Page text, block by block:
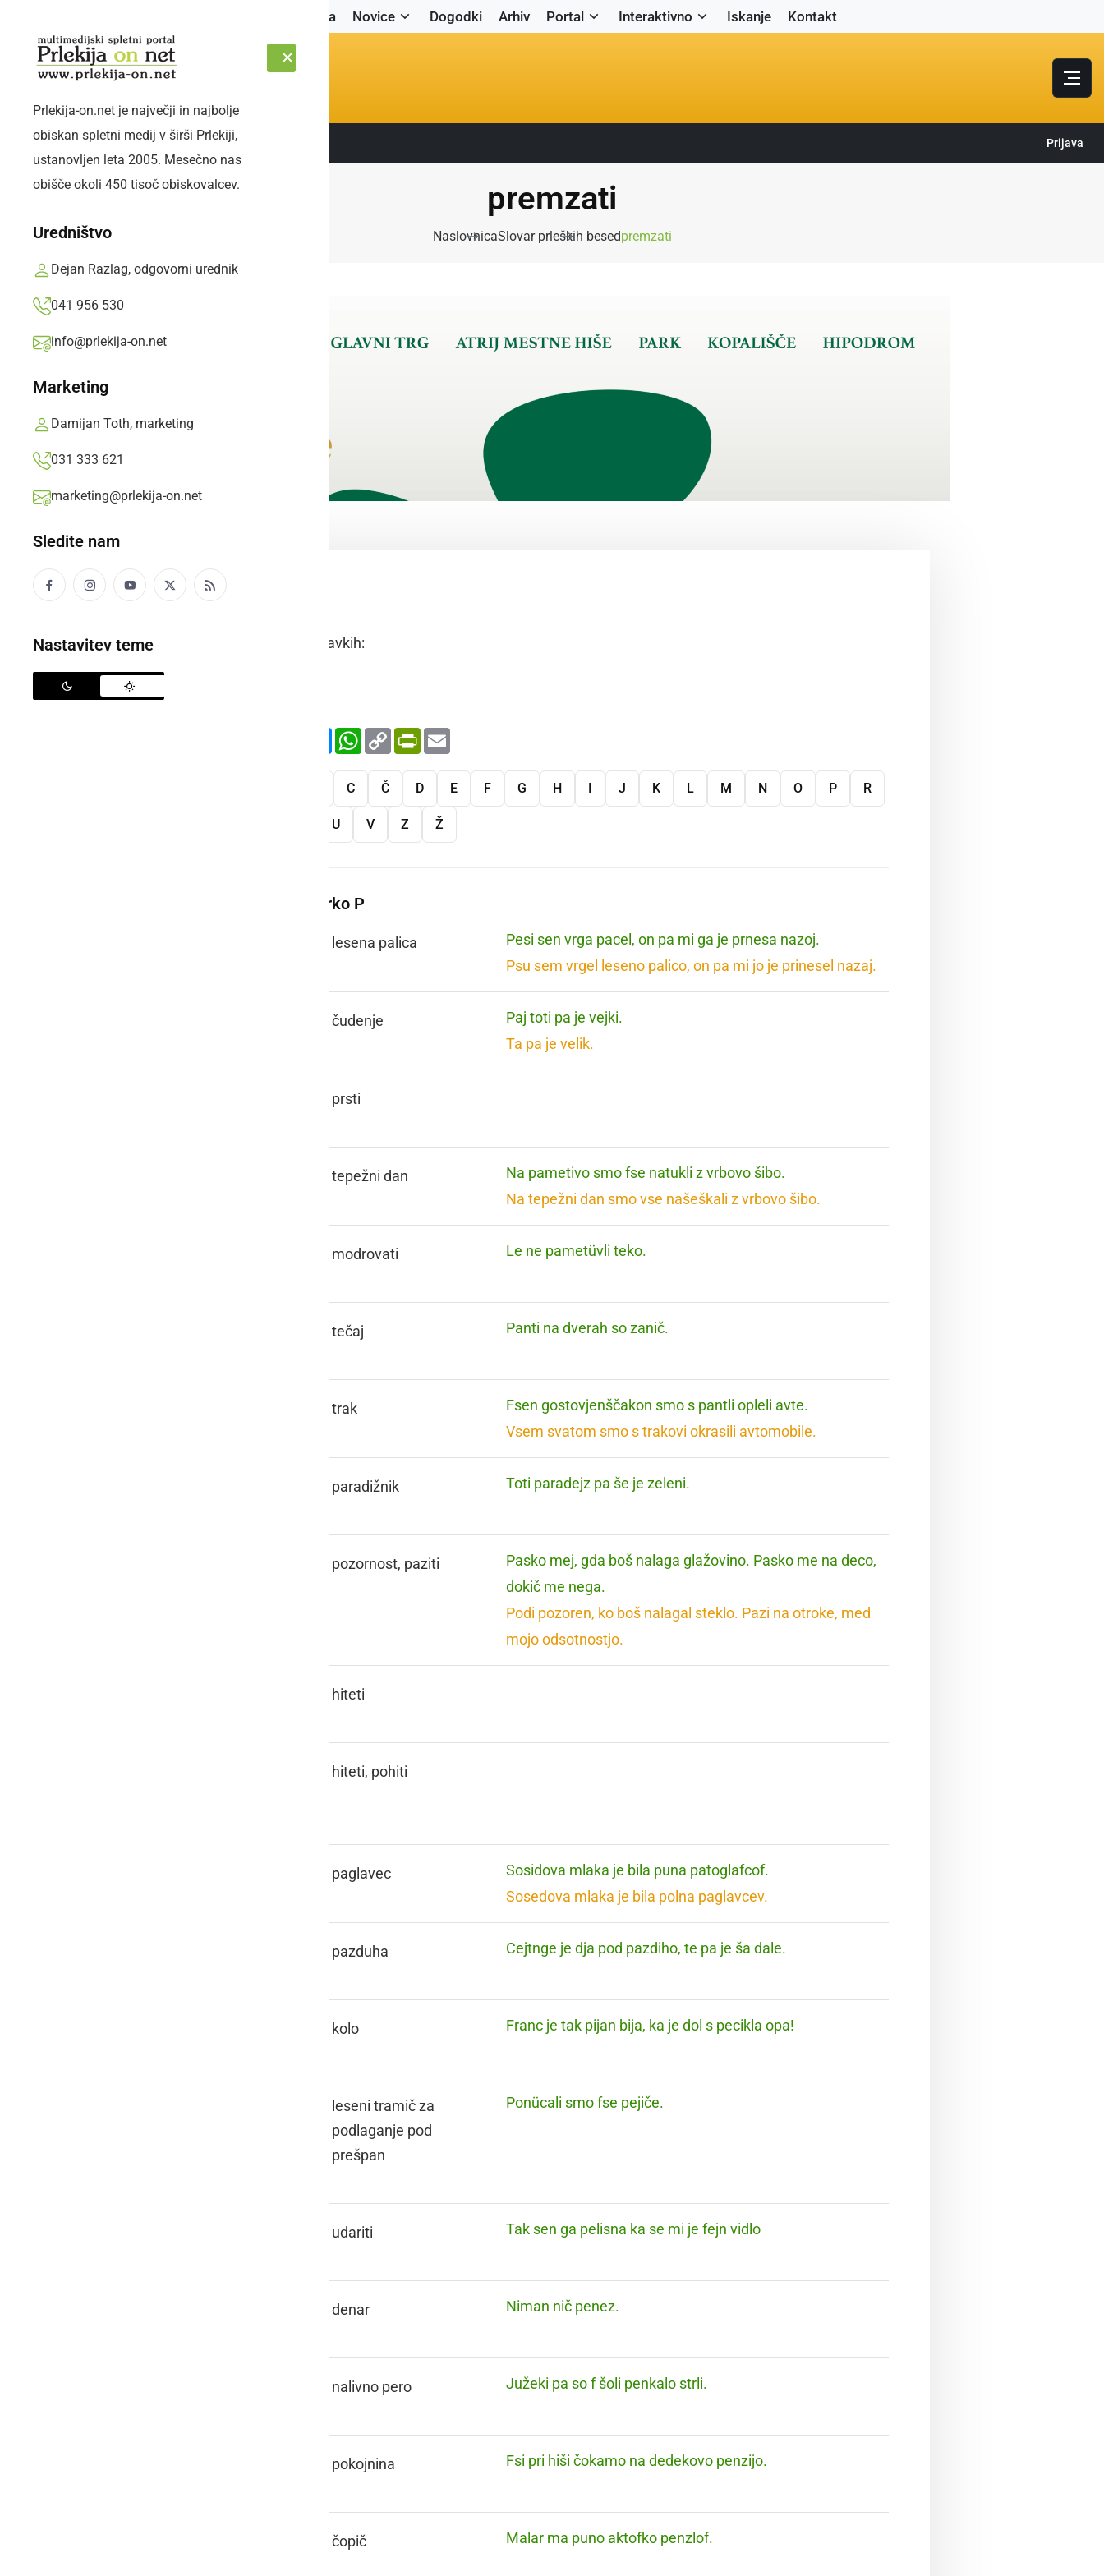
Naslovnica Novice Dogodki Arhiv Portal Interaktivno Iskanje Kontakt
PONEDELJEK, 10. AVGUST 2026 Sledite nam: Prijava
Prlekija-on.net je največji in najbolje
obiskan spletni medij v širši Prlekiji,
ustanovljen leta 2005. Mesečno nas
obišče okoli 450 tisoč obiskovalcev.
Uredništvo
Dejan Razlag, odgovorni urednik
041 956 530
info@prlekija-on.net
Marketing
Damijan Toth, marketing
031 333 621
marketing@prlekija-on.net
Sledite nam
Nastavitev teme
premzati
NaslovnicaSlovar prleških besedpremzati
zavirati
Raba besede v stavkih:
FacebookMessenger
WhatsApp
Copy
Link
PrintFriendly
C Č D E F G H I J K L M N O P R
U V Z Ž
Več besed na črko P
lesena palica
Pesi sen vrga pacel, on pa mi ga je prnesa nazoj.
Psu sem vrgel leseno palico, on pa mi jo je prinesel nazaj.
čudenje
Paj toti pa je vejki.
Ta pa je velik.
prsti
tepežni dan
Na pametivo smo fse natukli z vrbovo šibo.
Na tepežni dan smo vse našeškali z vrbovo šibo.
modrovati Le ne pametüvli teko.
tečaj Panti na dverah so zanič.
trak
Fsen gostovjenščakon smo s pantli opleli avte.
Vsem svatom smo s trakovi okrasili avtomobile.
paradižnik Toti paradejz pa še je zeleni.
pozornost, paziti
Pasko mej, gda boš nalaga glažovino. Pasko me na deco,
dokič me nega.
Podi pozoren, ko boš nalagal steklo. Pazi na otroke, med
mojo odsotnostjo.
hiteti
hiteti, pohiti
paglavec
Sosidova mlaka je bila puna patoglafcof.
Sosedova mlaka je bila polna paglavcev.
pazduha Cejtnge je dja pod pazdiho, te pa je ša dale.
kolo Franc je tak pijan bija, ka je dol s pecikla opa!
leseni tramič za
podlaganje pod
prešpan
Ponücali smo fse pejiče.
udariti Tak sen ga pelisna ka se mi je fejn vidlo
denar Niman nič penez.
nalivno pero Južeki pa so f šoli penkalo strli.
pokojnina Fsi pri hiši čokamo na dedekovo penzijo.
čopič Malar ma puno aktofko penzlof.